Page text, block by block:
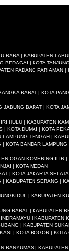
BARA | KABUPATEN
BEDAGAI | KOTA
PADANG PARIAMAN
BARAT | KOTA
JABUNG BARAT | KOTA
HULU | KABUPATEN
| KOTA DUMAI | KOTA
TENGAH |
KOTA BANDAR LAMPUNG
OGAN KOMERING ILIR |
| KOTA MEDAN
| KOTA JAKARTA
KABUPATEN SERANG |
| KABUPATEN
BARAT | KABUPATEN
| KABUPATEN
| KABUPATEN
| KOTA BOGOR |
BANYUMAS |